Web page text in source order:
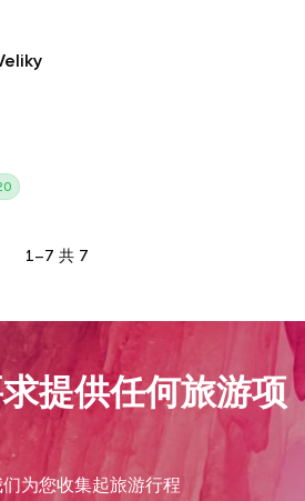
1–7 共 7
提供任何旅游项
为您收集起旅游行程